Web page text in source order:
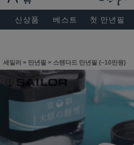
BESEN MASTERPIECE,
신상품 베스트 첫 만년필
세일러 > 만년필 > 스탠다드 만년필 (~10만원)